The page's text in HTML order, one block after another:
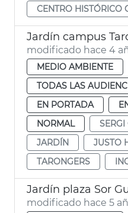
CENTRO HISTÓRICO
Jardín campus
modificado hace 4
MEDIO AMBIENTE
TODAS LAS
EN PORTADA
NORMAL
JARDÍN
JUSTO
TARONGERS
Jardín plaza Sor
modificado hace 5